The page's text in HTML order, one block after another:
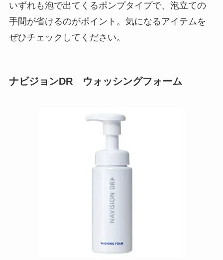
いずれも泡で出てくるポンプタイプで、泡立ての
手間が省けるのがポイント。気になるアイテムを
ぜひチェックしてください。
ナビジョンDRウォッシングフォーム